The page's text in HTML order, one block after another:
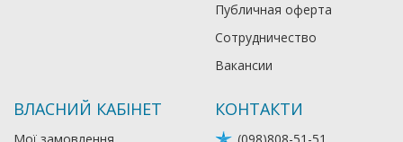
Публичная оферта
Сотрудничество
Вакансии
ВЛАСНИЙ КАБІНЕТ КОНТАКТИ